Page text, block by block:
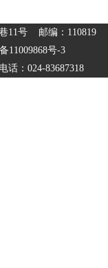
11号 邮编：110819
11009868号-3
话：024-83687318